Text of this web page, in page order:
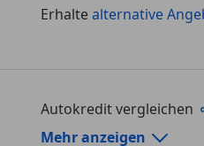
Erhaltealternative
Autokredit vergleichen
Autokredit-Rechner von
Mehr anzeigen